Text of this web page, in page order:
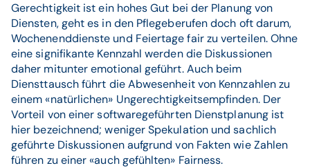
Gerechtigkeit ist ein hohes Gut bei der Planung von
Diensten, geht es in den Pflegeberufen doch oft darum,
Wochenenddienste und Feiertage fair zu verteilen. Ohne
eine signifikante Kennzahl werden die Diskussionen
daher mitunter emotional geführt. Auch beim
Diensttausch führt die Abwesenheit von Kennzahlen zu
einem «natürlichen» Ungerechtigkeitsempfinden. Der
Vorteil von einer softwaregeführten Dienstplanung ist
hier bezeichnend; weniger Spekulation und sachlich
geführte Diskussionen aufgrund von Fakten wie Zahlen
führen zu einer «auch gefühlten» Fairness.